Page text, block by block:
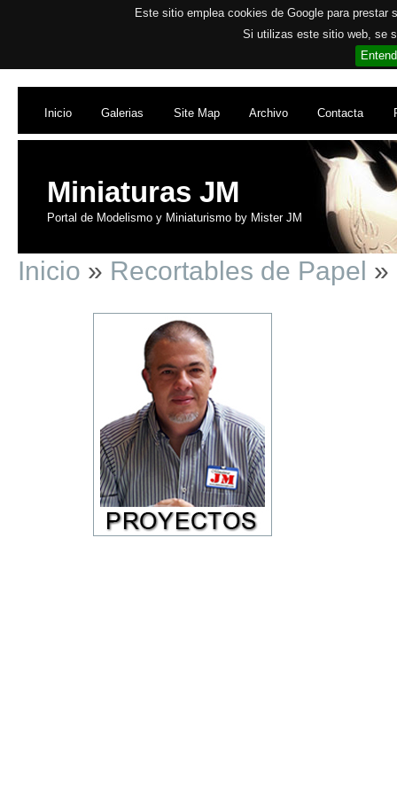
Este sitio emplea cookies de Google para
Si utilizas este sitio web, se
Inicio Galerias Site Map Archivo Contacta
Miniaturas JM
Portal de Modelismo y Miniaturismo by Mister JM
Inicio » Recortables de Papel »